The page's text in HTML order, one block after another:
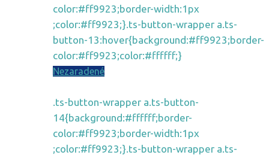
color:#ff9923;border-width:1px
;color:#ff9923;}.ts-button-wrapper a.ts-
button-13:hover{background:#ff9923;border-
color:#ff9923;color:#ffffff;}
Nezaradené
.ts-button-wrapper a.ts-button-
14{background:#ffffff;border-
color:#ff9923;border-width:1px
;color:#ff9923;}.ts-button-wrapper a.ts-